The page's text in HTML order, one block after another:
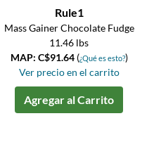
Rule1
Mass Gainer Chocolate Fudge
11.46 lbs
MAP: C$91.64 (¿Qué es esto?)
Ver precio en el carrito
Agregar al Carrito